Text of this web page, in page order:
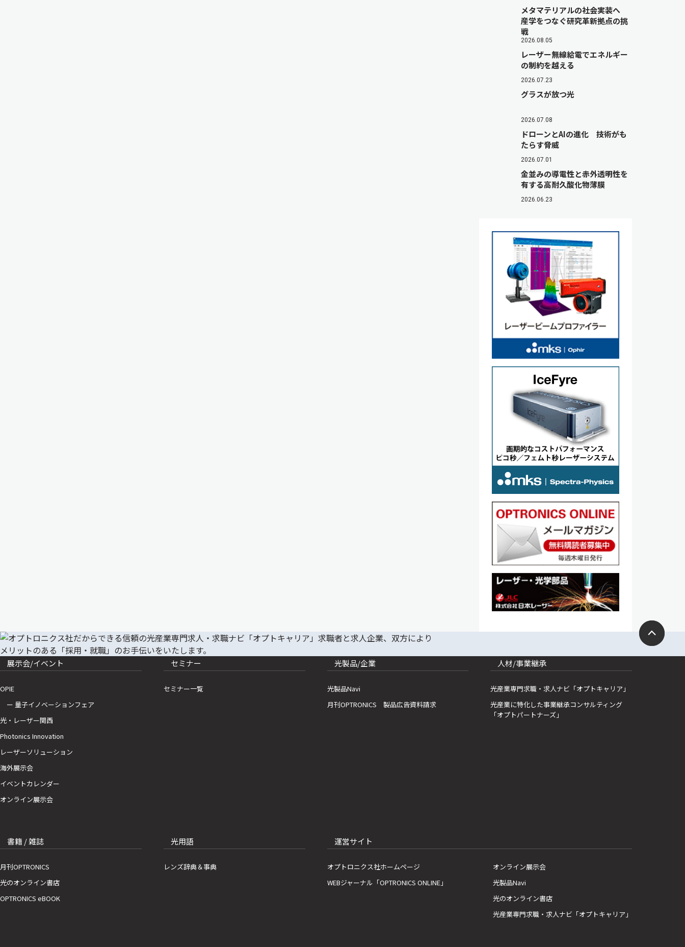
メタマテリアルの社会実装へ
産学をつなぐ研究革新拠点の挑
戦
2026.08.05
レーザー無線給電でエネルギー
の制約を越える
2026.07.23
グラスが放つ光
2026.07.08
ドローンとAIの進化 技術がも
たらす脅威
2026.07.01
金並みの導電性と赤外透明性を
有する高耐久酸化物薄膜
2026.06.23
展示会/イベント
OPIE
ー 量子イノベーションフェア
光・レーザー関西
Photonics Innovation
レーザーソリューション
海外展示会
イベントカレンダー
オンライン展示会
セミナー
セミナー一覧
光製品/企業
光製品Navi
月刊OPTRONICS 製品広告資料請求
人材/事業継承
光産業専門求職・求人ナビ「オプトキャリア」
光産業に特化した事業継承コンサルティング
「オプトパートナーズ」
書籍 / 雑誌
月刊OPTRONICS
光のオンライン書店
OPTRONICS eBOOK
光用語
レンズ辞典＆事典
運営サイト
オプトロニクス社ホームページ
WEBジャーナル「OPTRONICS ONLINE」
オンライン展示会
光製品Navi
光のオンライン書店
光産業専門求職・求人ナビ「オプトキャリア」